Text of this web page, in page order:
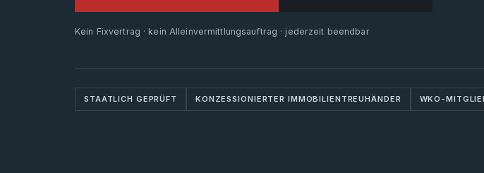
Kein Fixvertrag · kein Alleinvermittlungsauftrag · jederzeit beendbar
STAATLICH GEPRÜFT KONZESSIONIERTER IMMOBILIENTREUHÄNDER WKO-